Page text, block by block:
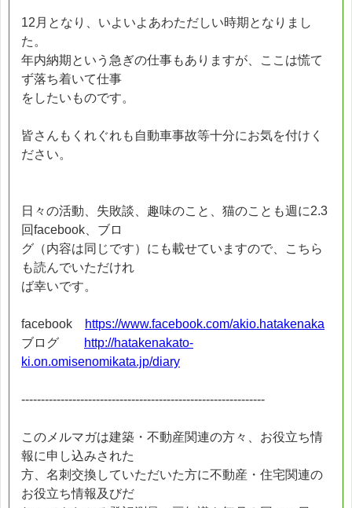
12月となり、いよいよあわただしい時期となりまし
た。
年内納期という急ぎの仕事もありますが、ここは慌て
ず落ち着いて仕事
をしたいものです。
皆さんもくれぐれも自動車事故等十分にお気を付けく
ださい。
日々の活動、失敗談、趣味のこと、猫のことも週に2.3
回facebook、ブロ
グ（内容は同じです）にも載せていますので、こちら
も読んでいただけれ
ば幸いです。
facebook
https://www.facebook.com/akio.hatakenaka
ブログ
http://hatakenakato-
ki.on.omisenomikata.jp/diary
--------------------------------------------------------------
このメルマガは建築・不動産関連の方々、お役立ち情
報に申し込みされた
方、名刺交換していただいた方に不動産・住宅関連の
お役立ち情報及びだ